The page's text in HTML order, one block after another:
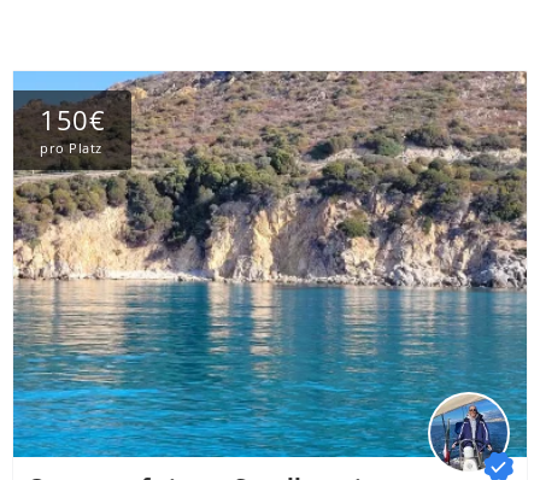
150€
pro Platz